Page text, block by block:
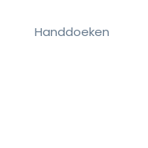
Handdoeken